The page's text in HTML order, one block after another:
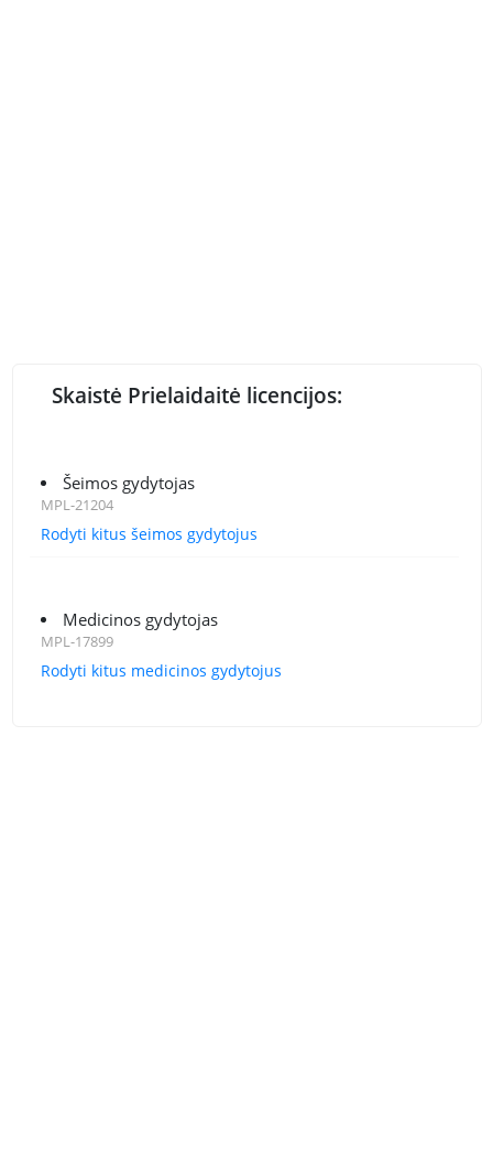
Skaistė Prielaidaitė licencijos:
Šeimos gydytojas
MPL-21204
Rodyti kitus šeimos gydytojus
Medicinos gydytojas
MPL-17899
Rodyti kitus medicinos gydytojus